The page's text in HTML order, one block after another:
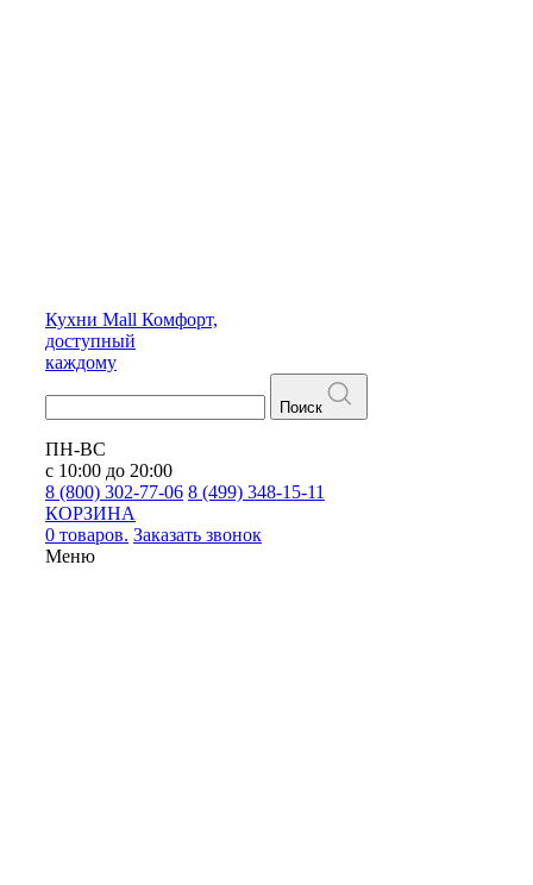
Кухни Mall Комфорт,
доступный
каждому
Поиск
ПН-ВС
с 10:00 до 20:00
8 (800) 302-77-06 8 (499) 348-15-11
КОРЗИНА
0 товаров. Заказать звонок
Меню